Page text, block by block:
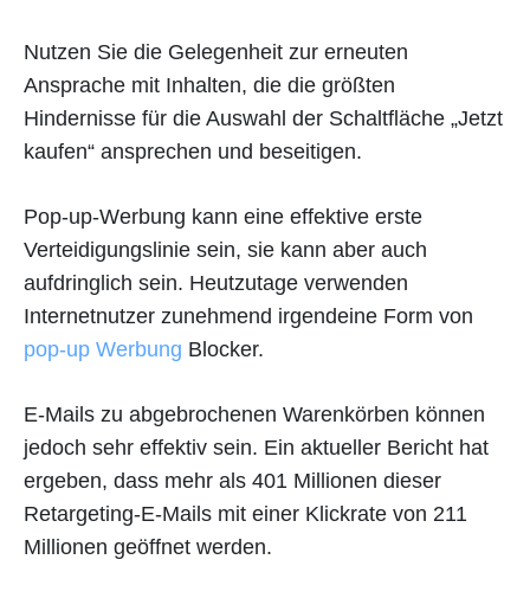
Nutzen Sie die Gelegenheit zur erneuten
Ansprache mit Inhalten, die die größten
Hindernisse für die Auswahl der Schaltfläche „Jetzt
kaufen“ ansprechen und beseitigen.
Pop-up-Werbung kann eine effektive erste
Verteidigungslinie sein, sie kann aber auch
aufdringlich sein. Heutzutage verwenden
Internetnutzer zunehmend irgendeine Form von
pop-up Werbung Blocker.
E-Mails zu abgebrochenen Warenkörben können
jedoch sehr effektiv sein. Ein aktueller Bericht hat
ergeben, dass mehr als 401 Millionen dieser
Retargeting-E-Mails mit einer Klickrate von 211
Millionen geöffnet werden.